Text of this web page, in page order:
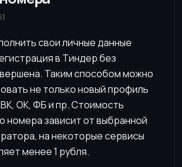
свои личные данные
в Тиндер без
Таким способом можно
не только новый профиль
ВК, ОК, ФБ и пр. Стоимость
номера зависит от выбранной
на некоторые сервисы
менее 1 рубля.